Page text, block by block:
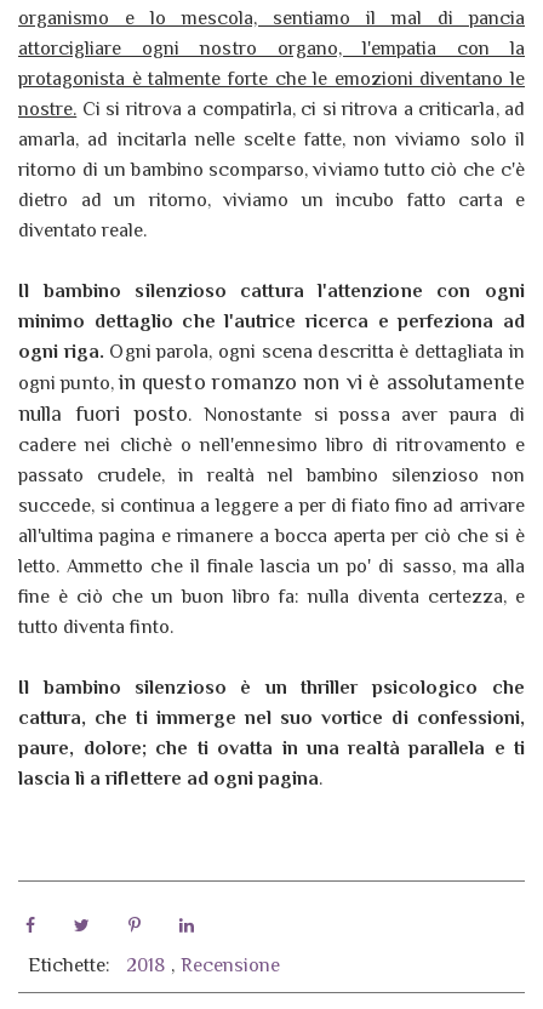
organismo e lo mescola, sentiamo il mal di pancia
attorcigliare ogni nostro organo, l'empatia con la
protagonista è talmente forte che le emozioni diventano le
nostre. Ci si ritrova a compatirla, ci si ritrova a criticarla, ad
amarla, ad incitarla nelle scelte fatte, non viviamo solo il
ritorno di un bambino scomparso, viviamo tutto ciò che c'è
dietro ad un ritorno, viviamo un incubo fatto carta e
diventato reale.
Il bambino silenzioso cattura l'attenzione con ogni
minimo dettaglio che l'autrice ricerca e perfeziona ad
ogni riga. Ogni parola, ogni scena descritta è dettagliata in
ogni punto,in questo romanzo non vi è assolutamente
nulla fuori posto. Nonostante si possa aver paura di
cadere nei clichè o nell'ennesimo libro di ritrovamento e
passato crudele, in realtà nel bambino silenzioso non
succede, si continua a leggere a per di fiato fino ad arrivare
all'ultima pagina e rimanere a bocca aperta per ciò che si è
letto. Ammetto che il finale lascia un po' di sasso, ma alla
fine è ciò che un buon libro fa: nulla diventa certezza, e
tutto diventa finto.
Il bambino silenzioso è un thriller psicologico che
cattura, che ti immerge nel suo vortice di confessioni,
paure, dolore; che ti ovatta in una realtà parallela e ti
lascia lì a riflettere ad ogni pagina.
Etichette: 2018 , Recensione